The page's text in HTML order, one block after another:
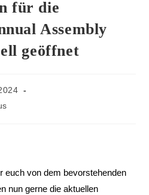
für die
Assembly
geöffnet
euch von dem bevorstehenden
nun gerne die aktuellen